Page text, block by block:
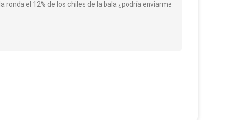
ronda el 12% de los chiles de la bala ¿podría enviarme